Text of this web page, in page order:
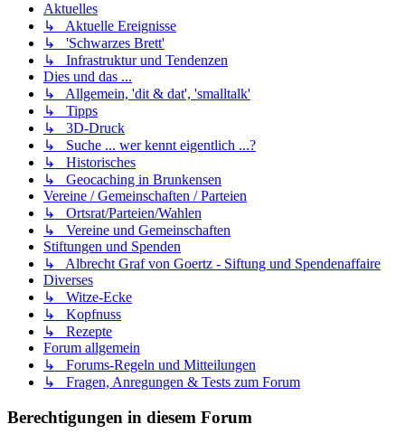
Aktuelles
↳ Aktuelle Ereignisse
↳ 'Schwarzes Brett'
↳ Infrastruktur und Tendenzen
Dies und das ...
↳ Allgemein, 'dit & dat', 'smalltalk'
↳ Tipps
↳ 3D-Druck
↳ Suche ... wer kennt eigentlich ...?
↳ Historisches
↳ Geocaching in Brunkensen
Vereine / Gemeinschaften / Parteien
↳ Ortsrat/Parteien/Wahlen
↳ Vereine und Gemeinschaften
Stiftungen und Spenden
↳ Albrecht Graf von Goertz - Siftung und Spendenaffaire
Diverses
↳ Witze-Ecke
↳ Kopfnuss
↳ Rezepte
Forum allgemein
↳ Forums-Regeln und Mitteilungen
↳ Fragen, Anregungen & Tests zum Forum
Berechtigungen in diesem Forum